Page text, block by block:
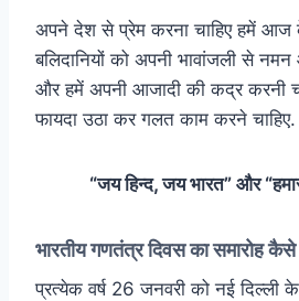
अपने देश से प्रेम करना चाहिए हमें
बलिदानियों को अपनी भावांजली से
और हमें अपनी आजादी की कद्र करनी
फायदा उठा कर गलत काम करने चाहिए.
“जय हिन्द, जय भारत” और
भारतीय गणतंत्र दिवस का समारोह कैसे
प्रत्येक वर्ष 26 जनवरी को नई दिल्ली